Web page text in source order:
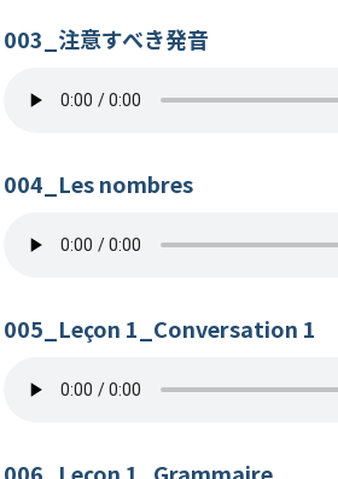
003_注意すべき発音
004_Les nombres
005_Leçon 1_Conversation 1